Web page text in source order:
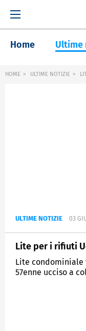
Home Ultime
HOME ULTIME NOTIZIE
ULTIME NOTIZIE 03
Lite per i rifiuti
Lite condominiale
57enne ucciso a